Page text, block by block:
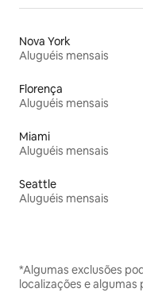
Nova York
Aluguéis mensais
Florença
Aluguéis mensais
Miami
Aluguéis mensais
Seattle
Aluguéis mensais
*Algumas exclusões
localizações e algumas